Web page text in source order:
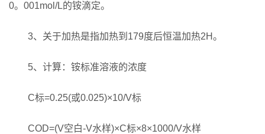
0。001mol/L的铵滴定。
3、关于加热是指加热到179度后恒温加热2H。
5、计算：铵标准溶液的浓度
C标=0.25(或0.025)×10/V标
COD=(V空白-V水样)×C标×8×1000/V水样